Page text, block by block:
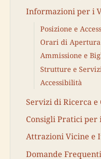
Informazioni per i
Posizione e
Orari di Apertura
Ammissione e
Strutture e
Accessibilità
Servizi di Ricerca
Consigli Pratici
Attrazioni Vicine e
Domande